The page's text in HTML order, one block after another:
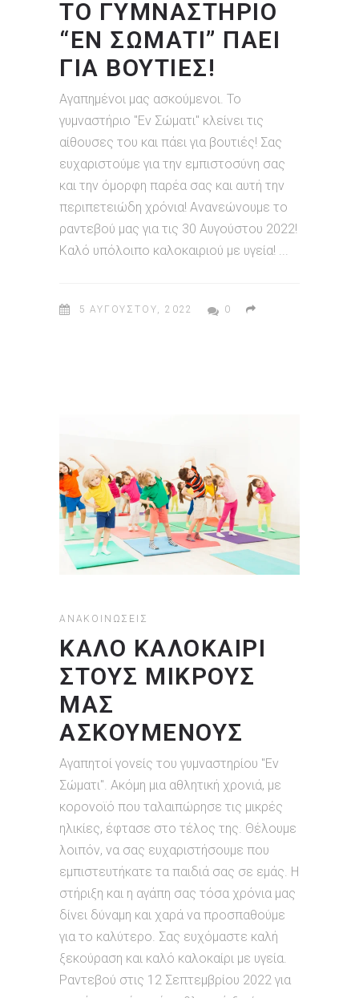
ΤΟ ΓΥΜΝΑΣΤΗΡΙΟ
“ΕΝ ΣΩΜΑΤΙ” ΠΑΕΙ
ΓΙΑ ΒΟΥΤΙΕΣ!
Αγαπημένοι μας ασκούμενοι. Το
γυμναστήριο "Εν Σώματι" κλείνει τις
αίθουσες του και πάει για βουτιές! Σας
ευχαριστούμε για την εμπιστοσύνη σας
και την όμορφη παρέα σας και αυτή την
περιπετειώδη χρόνια! Ανανεώνουμε το
ραντεβού μας για τις 30 Αυγούστου 2022!
Καλό υπόλοιπο καλοκαιριού με υγεία!
5 ΑΥΓΟΎΣΤΟΥ, 2022 0
ΑΝΑΚΟΙΝΏΣΕΙΣ
ΚΑΛΌ ΚΑΛΟΚΑΊΡΙ
ΣΤΟΥΣ ΜΙΚΡΟΎΣ
ΜΑΣ
ΑΣΚΟΎΜΕΝΟΥΣ
Αγαπητοί γονείς του γυμναστηρίου "Εν
Σώματι". Ακόμη μια αθλητική χρονιά, με
κορονοϊό που ταλαιπώρησε τις μικρές
ηλικίες, έφτασε στο τέλος της. Θέλουμε
λοιπόν, να σας ευχαριστήσουμε που
εμπιστευτήκατε τα παιδιά σας σε εμάς. Η
στήριξη και η αγάπη σας τόσα χρόνια μας
δίνει δύναμη και χαρά να προσπαθούμε
για το καλύτερο. Σας ευχόμαστε καλή
ξεκούραση και καλό καλοκαίρι με υγεία.
Ραντεβού στις 12 Σεπτεμβρίου 2022 για